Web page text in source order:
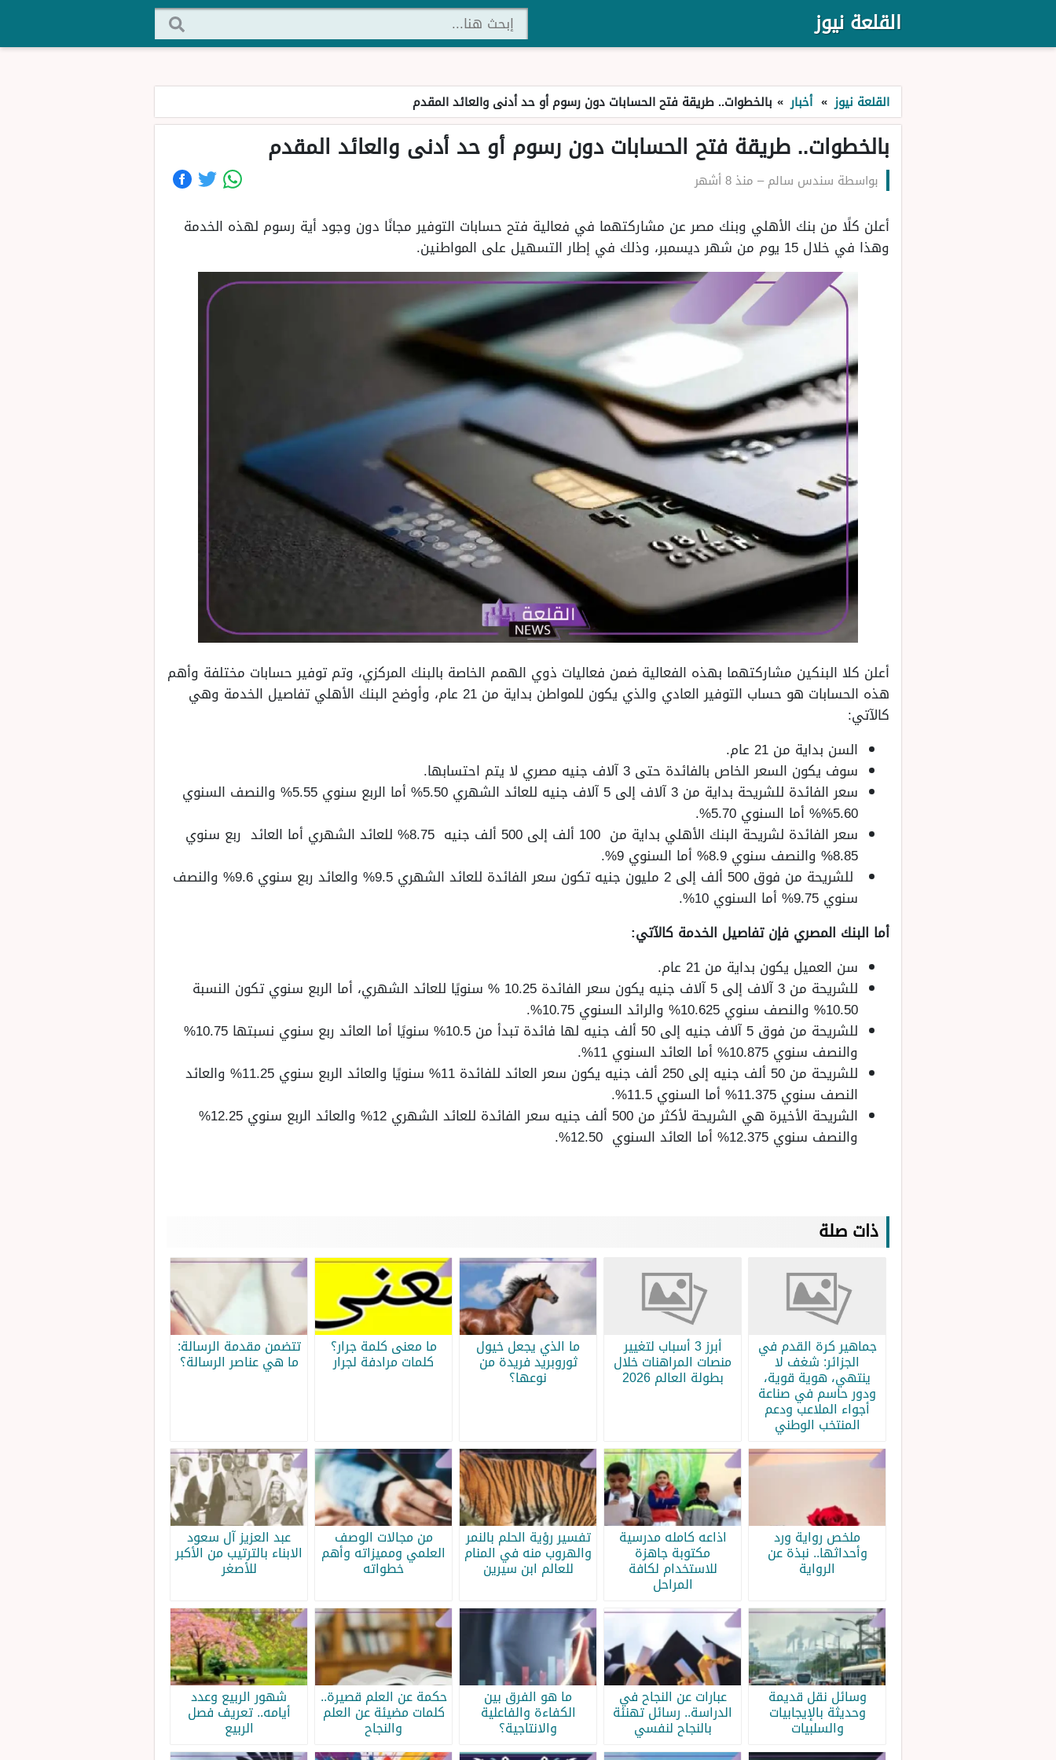
القلعة نيوز
القلعة نيوز » أخبار » بالخطوات.. طريقة فتح الحسابات دون رسوم أو حد أدنى والعائد المقدم
بالخطوات.. طريقة فتح الحسابات دون رسوم أو حد أدنى والعائد المقدم
بواسطة سندس سالم– منذ 8 أشهر
أعلن كلًا من بنك الأهلي وبنك مصر عن مشاركتهما في فعالية فتح حسابات التوفير مجانًا دون وجود أية رسوم لهذه الخدمة
وهذا في خلال 15 يوم من شهر ديسمبر، وذلك في إطار التسهيل على المواطنين.
أعلن كلا البنكين مشاركتهما بهذه الفعالية ضمن فعاليات ذوي الهمم الخاصة بالبنك المركزي، وتم توفير حسابات مختلفة وأهم
هذه الحسابات هو حساب التوفير العادي والذي يكون للمواطن بداية من 21 عام، وأوضح البنك الأهلي تفاصيل الخدمة وهي
كالآتي:
السن بداية من 21 عام.
سوف يكون السعر الخاص بالفائدة حتى 3 آلاف جنيه مصري لا يتم احتسابها.
سعر الفائدة للشريحة بداية من 3 آلاف إلى 5 آلاف جنيه للعائد الشهري 5.50% أما الربع سنوي 5.55% والنصف السنوي
5.60%% أما السنوي 5.70%.
سعر الفائدة لشريحة البنك الأهلي بداية من 100 ألف إلى 500 ألف جنيه 8.75% للعائد الشهري أما العائد ربع سنوي
8.85% والنصف سنوي 8.9% أما السنوي 9%.
للشريحة من فوق 500 ألف إلى 2 مليون جنيه تكون سعر الفائدة للعائد الشهري 9.5% والعائد ربع سنوي 9.6% والنصف
سنوي 9.75% أما السنوي 10%.
أما البنك المصري فإن تفاصيل الخدمة كالآتي:
سن العميل يكون بداية من 21 عام.
للشريحة من 3 آلاف إلى 5 آلاف جنيه يكون سعر الفائدة 10.25 % سنويًا للعائد الشهري، أما الربع سنوي تكون النسبة
10.50% والنصف سنوي 10.625% والرائد السنوي 10.75%.
للشريحة من فوق 5 آلاف جنيه إلى 50 ألف جنيه لها فائدة تبدأ من 10.5% سنويًا أما العائد ربع سنوي نسبتها 10.75%
والنصف سنوي 10.875% أما العائد السنوي 11%.
للشريحة من 50 ألف جنيه إلى 250 ألف جنيه يكون سعر العائد للفائدة 11% سنويًا والعائد الربع سنوي 11.25% والعائد
النصف سنوي 11.375% أما السنوي 11.5%.
الشريحة الأخيرة هي الشريحة لأكثر من 500 ألف جنيه سعر الفائدة للعائد الشهري 12% والعائد الربع سنوي 12.25%
والنصف سنوي 12.375% أما العائد السنوي 12.50%.
ذات صلة
جماهير كرة القدم في
الجزائر: شغف لا
ينتهي، هوية قوية،
ودور حاسم في صناعة
أجواء الملاعب ودعم
المنتخب الوطني
أبرز 3 أسباب لتغيير
منصات المراهنات خلال
بطولة العالم 2026
ما الذي يجعل خيول
ثوروبريد فريدة من
نوعها؟
ما معنى كلمة جرار؟
كلمات مرادفة لجرار
تتضمن مقدمة الرسالة:
ما هي عناصر الرسالة؟
ملخص رواية ورد
وأحداثها.. نبذة عن
الرواية
اذاعه كامله مدرسية
مكتوبة جاهزة
للاستخدام لكافة
المراحل
تفسير رؤية الحلم بالنمر
والهروب منه في المنام
للعالم ابن سيرين
من مجالات الوصف
العلمي ومميزاته وأهم
خطواته
عبد العزيز آل سعود
الابناء بالترتيب من الأكبر
للأصغر
وسائل نقل قديمة
وحديثة بالإيجابيات
والسلبيات
عبارات عن النجاح في
الدراسة.. رسائل تهنئة
بالنجاح لنفسي
ما هو الفرق بين
الكفاءة والفاعلية
والانتاجية؟
حكمة عن العلم قصيرة..
كلمات مضيئة عن العلم
والنجاح
شهور الربيع وعدد
أيامه.. تعريف فصل
الربيع